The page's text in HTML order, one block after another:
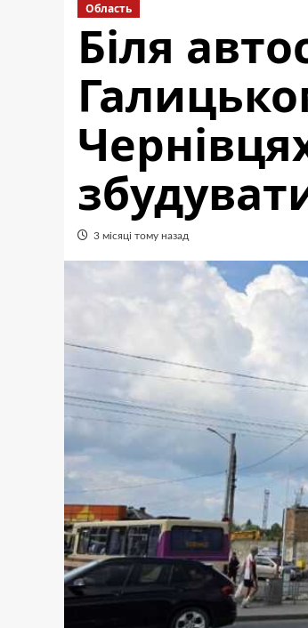
Область
Біля
3 місяці тому назад